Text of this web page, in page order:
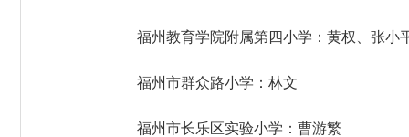
福州教育学院附属第四小学：黄权、张小
福州市群众路小学：林文
福州市长乐区实验小学：曹游繁